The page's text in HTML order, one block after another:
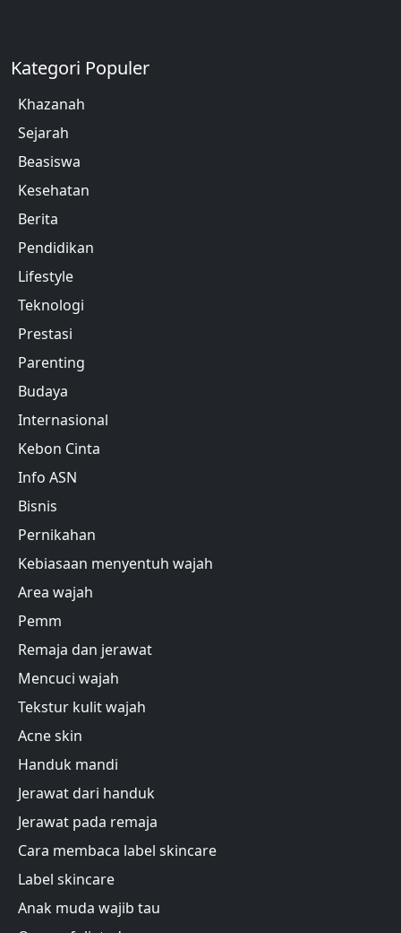
Kategori Populer
Khazanah
Sejarah
Beasiswa
Kesehatan
Berita
Pendidikan
Lifestyle
Teknologi
Prestasi
Parenting
Budaya
Internasional
Kebon Cinta
Info ASN
Bisnis
Pernikahan
Kebiasaan menyentuh wajah
Area wajah
Pemm
Remaja dan jerawat
Mencuci wajah
Tekstur kulit wajah
Acne skin
Handuk mandi
Jerawat dari handuk
Jerawat pada remaja
Cara membaca label skincare
Label skincare
Anak muda wajib tau